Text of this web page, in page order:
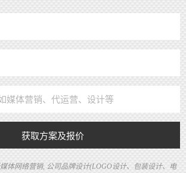
获取方案及报价
体网络营销, 公司品牌设计(LOGO设计、包装设计、电